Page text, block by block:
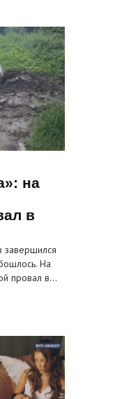
на
в
завершился
На
провал в…